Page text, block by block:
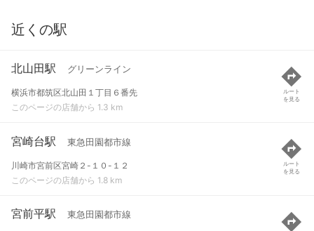
近くの駅
北山田駅 グリーンライン
横浜市都筑区北山田１丁目６番先
このページの店舗から 1.3 km
ルート
を見る
宮崎台駅 東急田園都市線
川崎市宮前区宮崎２-１０-１２
このページの店舗から 1.8 km
ルート
を見る
宮前平駅 東急田園都市線